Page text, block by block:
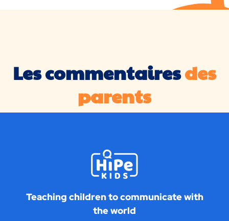
Les commentairesdes
parents
Teaching children to communicate with
the world